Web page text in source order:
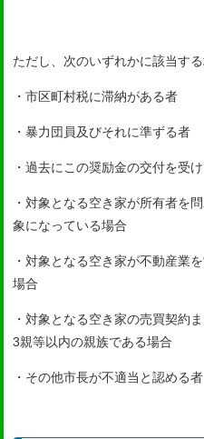
ただし、次のいずれかに該当す
・市区町村税に滞納がある者
・暴力団員及びそれに準ずる者
・過去にこの奨励金の交付を受
・対象となる空き家が所有者を
象になっている場合
・対象となる空き家が不動産業
場合
・対象となる空き家の売買契約
3親等以内の親族である場合
・その他市長が不適当と認める者